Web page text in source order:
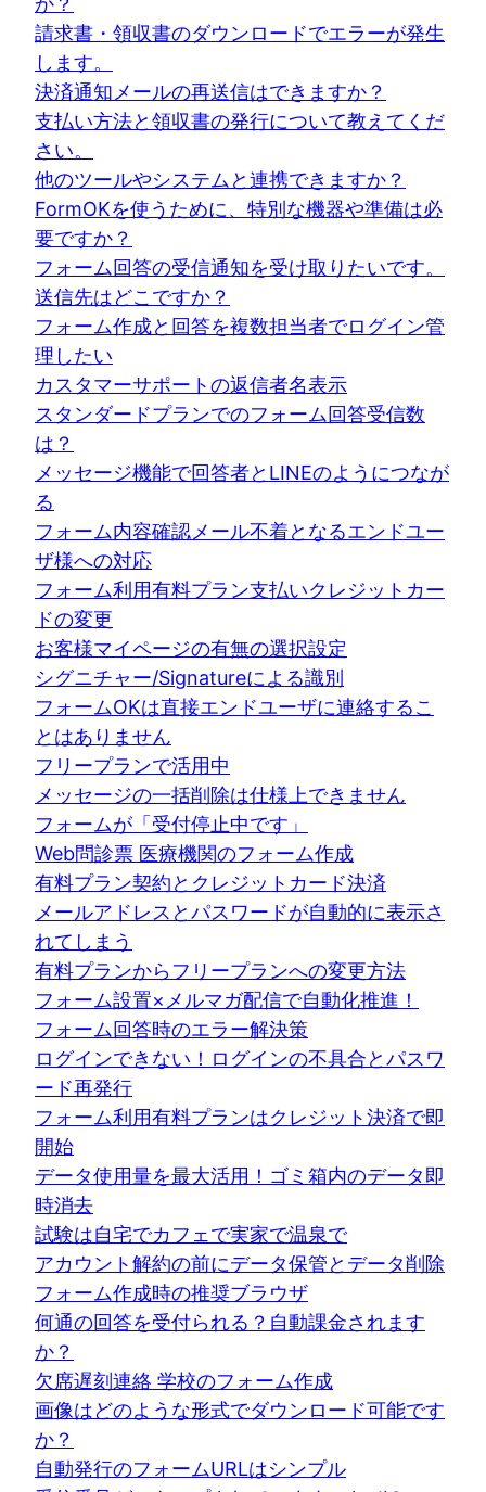
請求書・領収書のダウンロードでエラーが発生
します。
決済通知メールの再送信はできますか？
支払い方法と領収書の発行について教えてくだ
さい。
他のツールやシステムと連携できますか？
FormOKを使うために、特別な機器や準備は必
要ですか？
フォーム回答の受信通知を受け取りたいです。
送信先はどこですか？
フォーム作成と回答を複数担当者でログイン管
理したい
カスタマーサポートの返信者名表示
スタンダードプランでのフォーム回答受信数
は？
メッセージ機能で回答者とLINEのようにつなが
る
フォーム内容確認メール不着となるエンドユー
ザ様への対応
フォーム利用有料プラン支払いクレジットカー
ドの変更
お客様マイページの有無の選択設定
シグニチャー/Signatureによる識別
フォームOKは直接エンドユーザに連絡するこ
とはありません
フリープランで活用中
メッセージの一括削除は仕様上できません
フォームが「受付停止中です」
Web問診票 医療機関のフォーム作成
有料プラン契約とクレジットカード決済
メールアドレスとパスワードが自動的に表示さ
れてしまう
有料プランからフリープランへの変更方法
フォーム設置×メルマガ配信で自動化推進！
フォーム回答時のエラー解決策
ログインできない！ログインの不具合とパスワ
ード再発行
フォーム利用有料プランはクレジット決済で即
開始
データ使用量を最大活用！ゴミ箱内のデータ即
時消去
試験は自宅でカフェで実家で温泉で
アカウント解約の前にデータ保管とデータ削除
フォーム作成時の推奨ブラウザ
何通の回答を受付られる？自動課金されます
か？
欠席遅刻連絡 学校のフォーム作成
画像はどのような形式でダウンロード可能です
か？
自動発行のフォームURLはシンプル